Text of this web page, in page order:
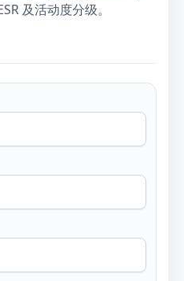
及活动度分级。